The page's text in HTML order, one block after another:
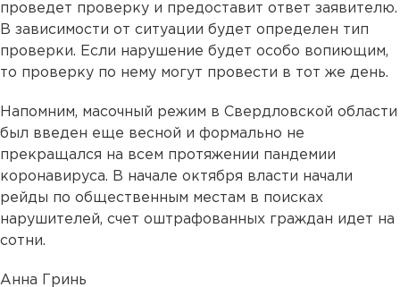
проведет проверку и предоставит ответ заявителю.
В зависимости от ситуации будет определен тип
проверки. Если нарушение будет особо вопиющим,
то проверку по нему могут провести в тот же день.
Напомним, масочный режим в Свердловской области
был введен еще весной и формально не
прекращался на всем протяжении пандемии
коронавируса. В начале октября власти начали
рейды по общественным местам в поисках
нарушителей, счет оштрафованных граждан идет на
сотни.
Анна Гринь